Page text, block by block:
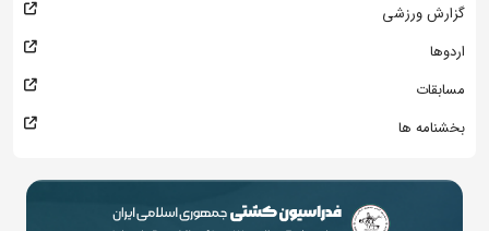
گزارش ورزشی
اردوها
مسابقات
بخشنامه ها